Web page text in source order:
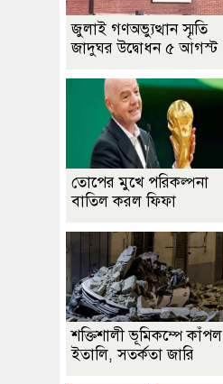
জুলাই গণঅভ্যুত্থান স্মৃতি
জাদুঘর উদ্বোধন ৫ আগস্ট
তোপের মুখে পরিকল্পনা
বাতিল করল ফিফা
শক্তিশালী ভূমিকম্পে কাঁপল
ইতালি, সতর্কতা জারি